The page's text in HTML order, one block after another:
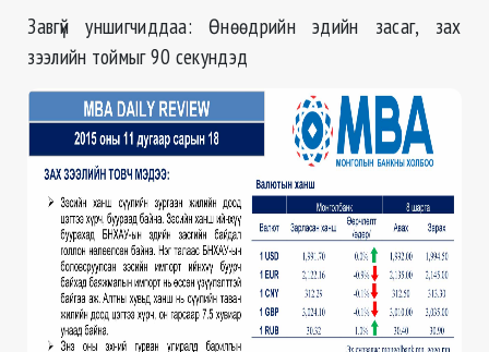
Завгүй уншигчиддаа: Өнөөдрийн эдийн засаг, зах
зээлийн тоймыг 90 секундэд